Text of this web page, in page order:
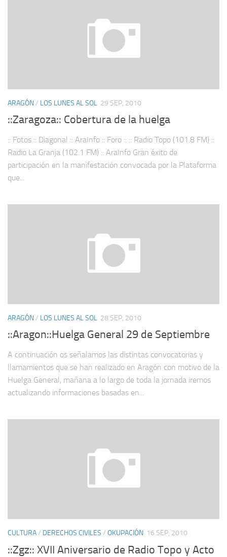
ARAGÓN/ LOS LUNES AL SOL 29 SEP, 2010
::Zaragoza:: Cobertura de la huelga
:: Fotos :: Diagonal :: AraInfo :: Foro :: :: Radio Topo (101.8 FM) ::
Radio La Granja (102.1 FM) :: AraInfo Gran éxito de
participación en la manifestación convocada por la Plataforma
que...
ARAGÓN/ LOS LUNES AL SOL 28 SEP, 2010
::Aragon::Huelga General 29 de Septiembre
A continuación os señalamos las distintas convocatorias y
llamamientos que se han realizado en Aragón con motivo de la
Huelga General, mañana a lo largo de toda la jornada iremos
actualizando informaciones basadas en...
CULTURA/ DERECHOS CIVILES / OKUPACIÓN 16 SEP, 2010
::Zgz:: XVII Aniversario de Radio Topo y Acto